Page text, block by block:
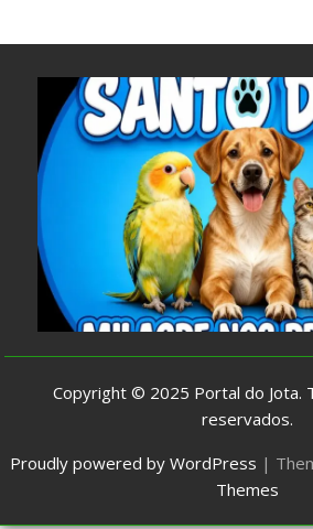
Copyright © 2025 Portal do Jota.
reservados.
Proudly powered by WordPress |
Themes